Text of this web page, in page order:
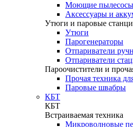
Моющие пылесосы
Аксессуары и
Утюги и паровые
Утюги
Парогенераторы
Отпариватели
Отпариватели
Пароочистители и
Прочая техника
Паровые швабры
КБТ
КБТ
Встраиваемая техника
Микроволновые